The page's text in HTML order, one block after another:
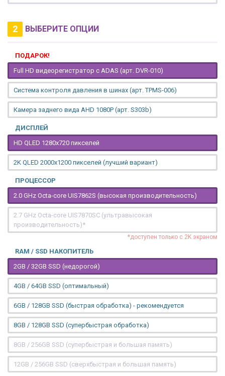
2 ВЫБЕРИТЕ ОПЦИИ
ПОДАРОК!
Full HD видеорегистратор с ADAS (арт. DVR-010)
Система контроля давления в шинах (арт. TPMS-006)
Камера заднего вида AHD 1080P (арт. S303b)
ДИСПЛЕЙ
HD QLED 1280x720 пикселей
2K QLED 2000х1200 пикселей (лучший вариант)
ПРОЦЕССОР
2.0 GHz Octa-core UIS7862S (высокая производительность)
2.7 GHz Octa-core UIS7870SC (ультравысокая
производительность)*
*доступен только с 2K экраном
RAM / SSD НАКОПИТЕЛЬ
2GB / 32GB SSD (недорогой)
4GB / 64GB SSD (оптимальный)
6GB / 128GB SSD (быстрая обработка) - рекомендуется
8GB / 128GB SSD (супербыстрая обработка)
8GB / 256GB SSD (супербыстрая и большая память)
12GB / 256GB SSD (сверхбыстрая и большая память)